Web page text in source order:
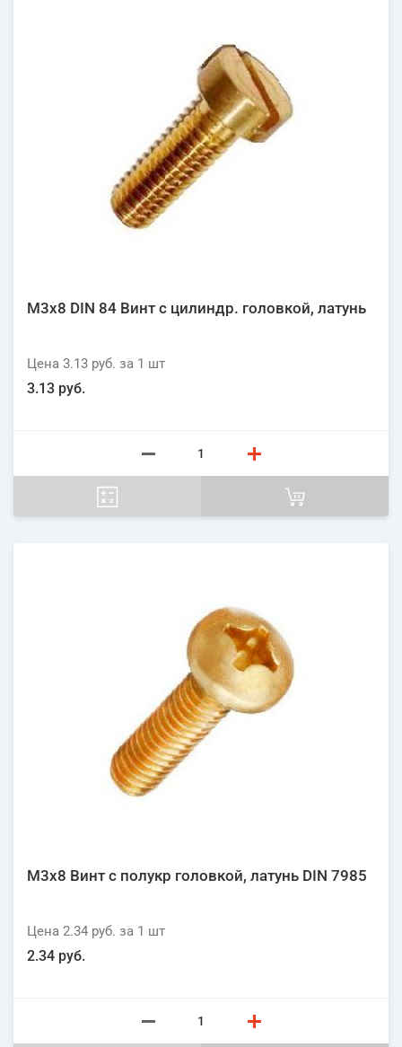
М3х8 DIN 84 Винт с цилиндр. головкой, латунь
Цена 3.13 руб. за 1 шт
3.13 руб.
М3х8 Винт с полукр головкой, латунь DIN 7985
Цена 2.34 руб. за 1 шт
2.34 руб.